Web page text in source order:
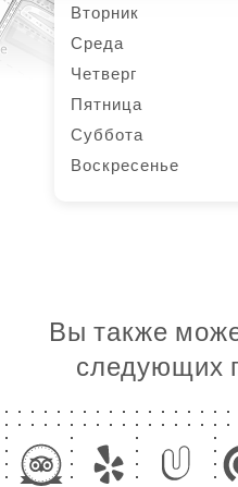
Вторник
Среда
Четверг
Пятница
Суббота
Воскресенье
Вы также
следующих